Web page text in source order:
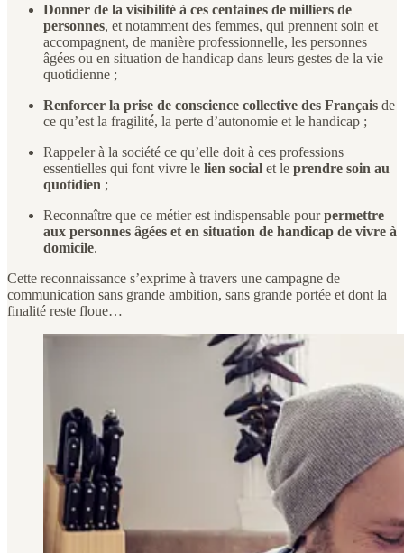
Donner de la visibilité à ces centaines de milliers de
personnes, et notamment des femmes, qui prennent soin et
accompagnent, de manière professionnelle, les personnes
âgées ou en situation de handicap dans leurs gestes de la vie
quotidienne ;
Renforcer la prise de conscience collective des Français de
ce qu’est la fragilité́, la perte d’autonomie et le handicap ;
Rappeler à la société ce qu’elle doit à ces professions
essentielles qui font vivre le lien social et le prendre soin au
quotidien ;
Reconnaître que ce métier est indispensable pourpermettre
aux personnes âgées et en situation de handicap de vivre à
domicile.
Cette reconnaissance s’exprime à travers une campagne de
communication sans grande ambition, sans grande portée et dont la
finalité reste floue…